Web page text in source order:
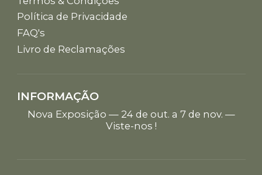
Política de Privacidade
FAQ's
Livro de Reclamações
INFORMAÇÃO
Nova Exposição — 24 de out. a 7 de nov. —
Viste-nos !